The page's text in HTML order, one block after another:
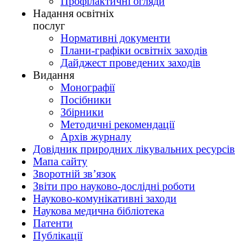
Надання освітніх
послуг
Нормативні документи
Плани-графіки освітніх заходів
Дайджест проведених заходів
Видання
Монографії
Посібники
Збірники
Методичні рекомендації
Архів журналу
Довідник природних лікувальних ресурсів
Мапа сайту
Зворотній зв’язок
Звіти про науково-дослідні роботи
Науково-комунікативні заходи
Наукова медична бібліотека
Патенти
Публікації